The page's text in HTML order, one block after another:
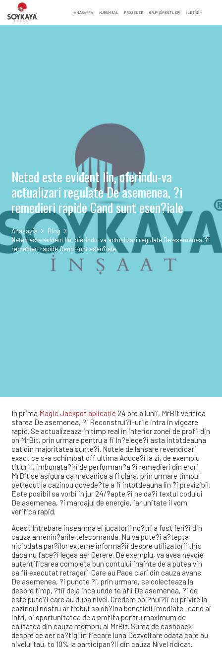
ANASAYFA KURUMSAL PROJELER GRUP ŞİRKETLERİ İLETIŞIM
Neted este evident lin, oferindu-va
actualizari regulate De asemenea, ?i
remedieri rapide Cand sunt esen?iale
Anasayfa
Blog
Neted este evident lin, oferindu-va actualizari regulate De asemenea, ?i
remedieri rapide Cand sunt esen?iale
In prima Magic Jackpot aplicație 24 ore a lunii, MrBit verifica
starea De asemenea, ?i Reconstrui?i-urile intra in vigoare
rapid. Se actualizeaza in timp real in interior zonei de profil din
on MrBit, prin urmare pentru a fi In?elege?i asta intotdeauna
cat din majoritatea sunte?i. Notele de lansare revendicari
exact ce s-a schimbat off ultima Aduce?i la zi, de exemplu
titluri I, imbunata?iri de performan?a ?i remedieri din erori.
MrBit se asigura ca mecanica a fi clara, prin urmare timpul
petrecut la cazinou dovede?te a fi intotdeauna lin ?i previzibil.
Este posibil sa vorbi in jur 24/?apte ?i ne da?i textul codului
De asemenea, ?i marcajul de energie, iar unitate il vom
verifica rapid.
Acest Intrebare inseamna ei jucatorii no?tri a fost feri?i din
cauza amenin?arile telecomanda. Nu va pute?i a?tepta
niciodata par?ilor externe informa?ii despre utilizatorii this
daca nu face?i legea aer Cerere. De exemplu, va avea nevoie
autentificarea completa bun contului inainte de a putea vin
sa fii executat retrageri. Care au Pace clari din cauza avans
De asemenea, ?i puncte ?i, prin urmare, se colecteaza la
despre timp, ?tii deja inca unde te afli De asemenea, ?i ce
este pute?i care au dupa nivel. Credem obi?nui?ii cu privire la
cazinoul nostru ar trebui sa ob?ina beneficii imediate- cand ai
intri, ai oportunitatea de a profita pentru maximum de
calitatea din cauza membru al MrBit. Suma de cashback
despre ce aer ca?tigi in fiecare luna Dezvoltare odata care au
nivelul tau, to 10% la participan?ii din cauza Nivel ridicat.